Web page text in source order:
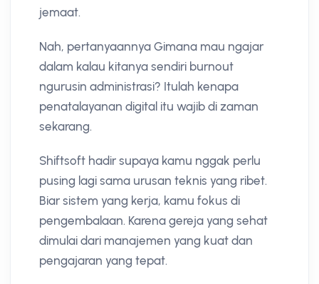
jemaat.
Nah, pertanyaannya Gimana mau ngajar
dalam kalau kitanya sendiri burnout
ngurusin administrasi? Itulah kenapa
penatalayanan digital itu wajib di zaman
sekarang.
Shiftsoft hadir supaya kamu nggak perlu
pusing lagi sama urusan teknis yang ribet.
Biar sistem yang kerja, kamu fokus di
pengembalaan. Karena gereja yang sehat
dimulai dari manajemen yang kuat dan
pengajaran yang tepat.